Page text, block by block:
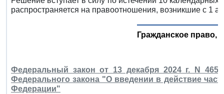
распространяется на правоотношения, возникшие с 1
Гражданское право,
Федеральный закон от 13 декабря 2024 г. N
Федерального закона "О введении в действие
Федерации"